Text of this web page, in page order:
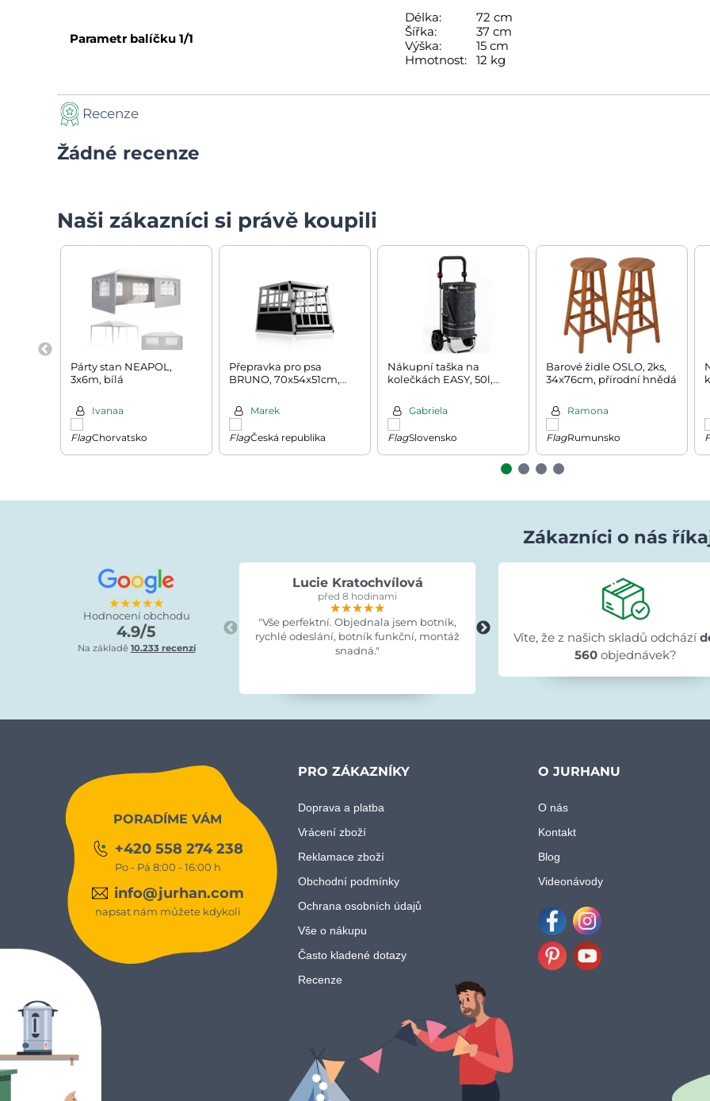
Parametr balíčku 1/1
Délka:
72 cm
Šířka:
37 cm
Výška:
15 cm
Hmotnost:
12 kg
Recenze
Žádné recenze
Naši zákazníci si právě koupili
Párty stan NEAPOL,
3x6m, bílá
Ivanaa
Chorvatsko
Přepravka pro psa
BRUNO, 70x54x51cm,
Marek
Česká republika
Nákupní taška na
kolečkách EASY, 50l,
Gabriela
Slovensko
Barové židle OSLO, 2ks,
34x76cm, přírodní hnědá
Ramona
Rumunsko
★★★★★
Hodnocení obchodu
4.9/5
Na základě 10.233 recenzí
Zákazníci o nás
Lucie Kratochvílová
před 8 hodinami
★★★★★
★★★★★
★★★★★
"Vše perfektní. Objednala jsem botník,
rychlé odeslání, botník funkční, montáž
snadná."
Evka Hýlová
před 15 hodinami
★★★★★
★★★★★
★★★★★
"Rychlé,v pořádku."
Víte, že z našich skladů odchází
560 objednávek?
PORADÍME VÁM
+420 558 274 238
Po - Pá 8:00 - 16:00 h
info@jurhan.com
napsat nám můžete kdykoli
PRO ZÁKAZNÍKY
Doprava a platba
Vrácení zboží
Reklamace zboží
Obchodní podmínky
Ochrana osobních údajů
Vše o nákupu
Často kladené dotazy
Recenze
O JURHANU
O nás
Kontakt
Blog
Videonávody
FacebookInstagram